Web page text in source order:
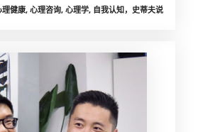
健康, 心理咨询, 心理学, 自我认知，史蒂夫说